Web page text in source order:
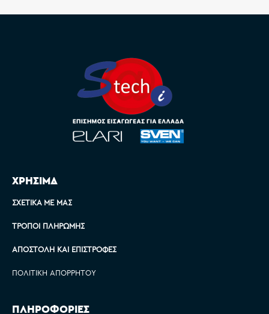
ΧΡΗΣΙΜΑ
ΣΧΕΤΙΚΆ ΜΕ ΜΑΣ
ΤΡΌΠΟΙ ΠΛΗΡΩΜΉΣ
ΑΠΟΣΤΟΛΉ ΚΑΙ ΕΠΙΣΤΡΟΦΈΣ
ΠΟΛΙΤΙΚΉ ΑΠΟΡΡΉΤΟΥ
ΠΛΗΡΟΦΟΡΙΕΣ